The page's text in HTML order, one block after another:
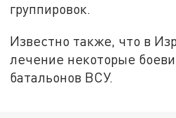
группировок.
Известно также, что в
лечение некоторые
батальонов ВСУ.